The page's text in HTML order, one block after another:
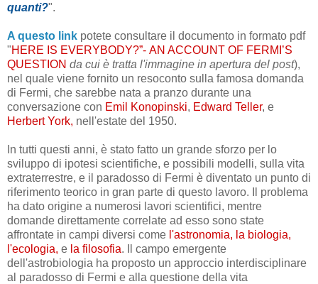
quanti?".
A questo link potete consultare il documento in formato pdf
"HERE IS EVERYBODY?”- AN ACCOUNT OF FERMI’S
QUESTION da cui è tratta l'immagine in apertura del post),
nel quale viene fornito un resoconto sulla famosa domanda
di Fermi, che sarebbe nata a pranzo durante una
conversazione con Emil Konopinski, Edward Teller, e
Herbert York, nell'estate del 1950.
In tutti questi anni, è stato fatto un grande sforzo per lo
sviluppo di ipotesi scientifiche, e possibili modelli, sulla vita
extraterrestre, e il paradosso di Fermi è diventato un punto di
riferimento teorico in gran parte di questo lavoro. Il problema
ha dato origine a numerosi lavori scientifici, mentre
domande direttamente correlate ad esso sono state
affrontate in campi diversi come l'astronomia, la biologia,
l'ecologia, e la filosofia. Il campo emergente
dell'astrobiologia ha proposto un approccio interdisciplinare
al paradosso di Fermi e alla questione della vita